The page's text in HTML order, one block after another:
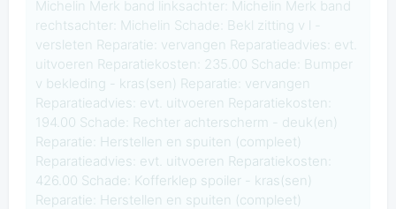
Michelin Merk band linksachter: Michelin Merk band
rechtsachter: Michelin Schade: Bekl zitting v l -
versleten Reparatie: vervangen Reparatieadvies: evt.
uitvoeren Reparatiekosten: 235.00 Schade: Bumper
v bekleding - kras(sen) Reparatie: vervangen
Reparatieadvies: evt. uitvoeren Reparatiekosten:
194.00 Schade: Rechter achterscherm - deuk(en)
Reparatie: Herstellen en spuiten (compleet)
Reparatieadvies: evt. uitvoeren Reparatiekosten:
426.00 Schade: Kofferklep spoiler - kras(sen)
Reparatie: Herstellen en spuiten (compleet)